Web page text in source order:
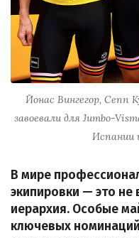
Йонас Вингегор, Сепп
завоевали для Jumbo-
Испании
В мире
экипировки — это не
иерархия. Особые
ключевых